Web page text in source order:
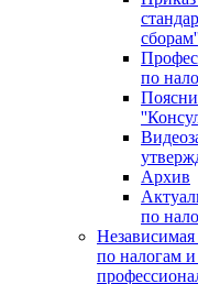
по
Архив
по
по налогам